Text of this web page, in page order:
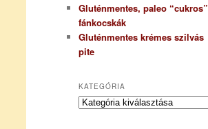
Gluténmentes, paleo “cukros”
fánkocskák
Gluténmentes krémes szilvás
pite
KATEGÓRIA
K